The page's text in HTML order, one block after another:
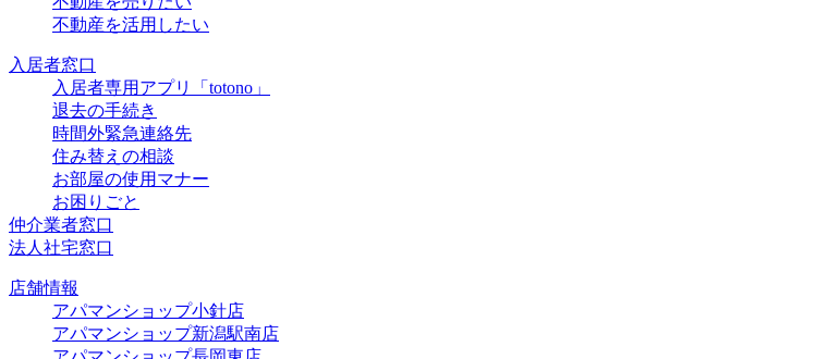
不動産を活用したい
入居者窓口
入居者専用アプリ「totono」
退去の手続き
時間外緊急連絡先
住み替えの相談
お部屋の使用マナー
お困りごと
仲介業者窓口
法人社宅窓口
店舗情報
アパマンショップ小針店
アパマンショップ新潟駅南店